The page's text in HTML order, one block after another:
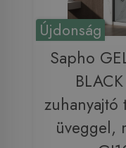
Újdonság
Sapho
zuhanyajtó
üveggel,